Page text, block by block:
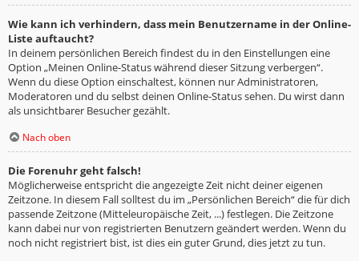
Wie kann ich verhindern, dass mein Benutzername in der Online-
Liste auftaucht?
In deinem persönlichen Bereich findest du in den Einstellungen eine
Option „Meinen Online-Status während dieser Sitzung verbergen“.
Wenn du diese Option einschaltest, können nur Administratoren,
Moderatoren und du selbst deinen Online-Status sehen. Du wirst dann
als unsichtbarer Besucher gezählt.
Nach oben
Die Forenuhr geht falsch!
Möglicherweise entspricht die angezeigte Zeit nicht deiner eigenen
Zeitzone. In diesem Fall solltest du im „Persönlichen Bereich“ die für dich
passende Zeitzone (Mitteleuropäische Zeit, ...) festlegen. Die Zeitzone
kann dabei nur von registrierten Benutzern geändert werden. Wenn du
noch nicht registriert bist, ist dies ein guter Grund, dies jetzt zu tun.